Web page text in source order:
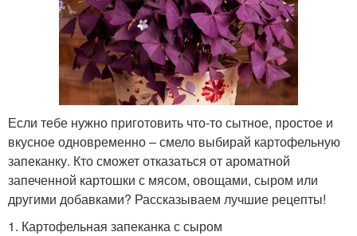
Если тебе нужно приготовить что-то сытное, простое и
вкусное одновременно – смело выбирай картофельную
запеканку. Кто сможет отказаться от ароматной
запеченной картошки с мясом, овощами, сыром или
другими добавками? Рассказываем лучшие рецепты!
1. Картофельная запеканка с сыром